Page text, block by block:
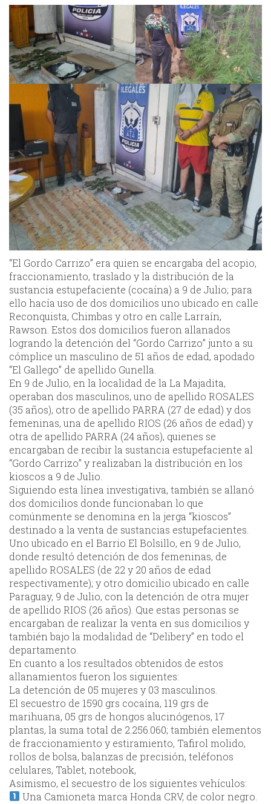
“El Gordo Carrizo” era quien se encargaba del acopio,
fraccionamiento, traslado y la distribución de la
sustancia estupefaciente (cocaína) a 9 de Julio; para
ello hacía uso de dos domicilios uno ubicado en calle
Reconquista, Chimbas y otro en calle Larraín,
Rawson. Estos dos domicilios fueron allanados
logrando la detención del “Gordo Carrizo” junto a su
cómplice un masculino de 51 años de edad, apodado
“El Gallego” de apellido Gunella.
En 9 de Julio, en la localidad de la La Majadita,
operaban dos masculinos, uno de apellido ROSALES
(35 años), otro de apellido PARRA (27 de edad) y dos
femeninas, una de apellido RIOS (26 años de edad) y
otra de apellido PARRA (24 años), quienes se
encargaban de recibir la sustancia estupefaciente al
“Gordo Carrizo” y realizaban la distribución en los
kioscos a 9 de Julio.
Siguiendo esta línea investigativa, también se allanó
dos domicilios donde funcionaban lo que
comúnmente se denomina en la jerga “kioscos”
destinado a la venta de sustancias estupefacientes.
Uno ubicado en el Barrio El Bolsillo, en 9 de Julio,
donde resultó detención de dos femeninas, de
apellido ROSALES (de 22 y 20 años de edad
respectivamente); y otro domicilio ubicado en calle
Paraguay, 9 de Julio, con la detención de otra mujer
de apellido RIOS (26 años). Que estas personas se
encargaban de realizar la venta en sus domicilios y
también bajo la modalidad de “Delibery” en todo el
departamento.
En cuanto a los resultados obtenidos de estos
allanamientos fueron los siguientes:
La detención de 05 mujeres y 03 masculinos.
El secuestro de 1590 grs cocaína, 119 grs de
marihuana, 05 grs de hongos alucinógenos, 17
plantas, la suma total de 2.256.060; también elementos
de fraccionamiento y estiramiento, Tafirol molido,
rollos de bolsa, balanzas de precisión, teléfonos
celulares, Tablet, notebook,
Asimismo, el secuestro de los siguientes vehículos:
Una Camioneta marca Honda CRV, de color negro.